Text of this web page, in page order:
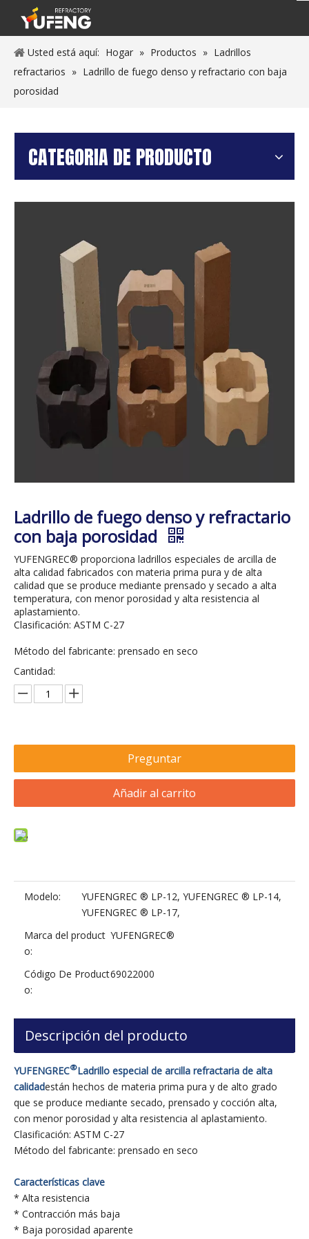
Usted está aquí: Hogar » Productos » Ladrillos
refractarios » Ladrillo de fuego denso y refractario con baja
porosidad
CATEGORIA DE PRODUCTO
Ladrillo de fuego denso y refractario
con baja porosidad
YUFENGREC® proporciona ladrillos especiales de arcilla de
alta calidad fabricados con materia prima pura y de alta
calidad que se produce mediante prensado y secado a alta
temperatura, con menor porosidad y alta resistencia al
aplastamiento.
Clasificación: ASTM C-27
Método del fabricante: prensado en seco
Cantidad:
Preguntar
Añadir al carrito
Modelo:
YUFENGREC ® LP-12, YUFENGREC ® LP-14,
YUFENGREC ® LP-17,
Marca del product
o:
YUFENGREC®
Código De Product
o:
69022000
Descripción del producto
YUFENGREC®Ladrillo especial de arcilla refractaria de alta
calidadestán hechos de materia prima pura y de alto grado
que se produce mediante secado, prensado y cocción alta,
con menor porosidad y alta resistencia al aplastamiento.
Clasificación: ASTM C-27
Método del fabricante: prensado en seco
Características clave
* Alta resistencia
* Contracción más baja
* Baja porosidad aparente